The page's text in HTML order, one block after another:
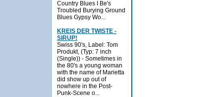
Country Blues I Be's
Troubled Burying Ground
Blues Gypsy Wo...
KREIS DER TWISTE -
SIRUP!
Swiss 90's, Label: Tom
Produkt, (Typ: 7 inch
(Single)) - Sometimes in
the 80's a young woman
with the name of Marietta
did show up out of
nowhere in the Post-
Punk-Scene o...